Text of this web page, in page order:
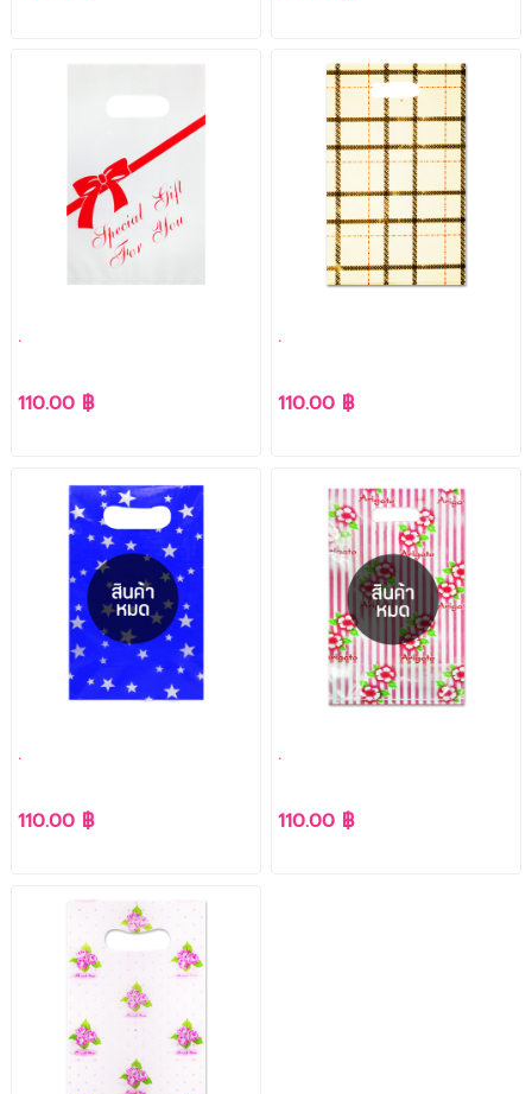
.
110.00 ฿
.
110.00 ฿
.
110.00 ฿
.
110.00 ฿